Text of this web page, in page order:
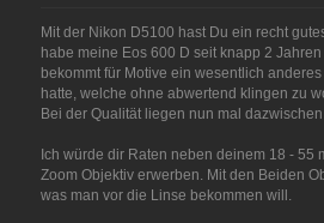
Mit der Nikon D5100 hast Du ein recht
habe meine Eos 600 D seit knapp 2
bekommt für Motive ein wesentlich
hatte, welche ohne abwertend klingen zu
Bei der Qualität liegen nun mal
Ich würde dir Raten neben deinem 18 - 55
Zoom Objektiv erwerben. Mit den Beiden
was man vor die Linse bekommen will.